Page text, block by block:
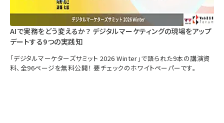
AIで実務をどう変えるか？ デジタルマーケティングの現場をアップ
デートする9つの実践知
「デジタルマーケターズサミット 2026 Winter」で語られた9本の講演資
料、全96ページを無料公開！ 要チェックのホワイトペーパーです。